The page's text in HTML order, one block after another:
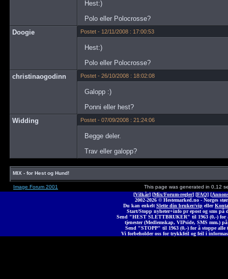
Hest:)
Polo eller Polocrosse?
Doogie
Postet - 12/11/2008 : 17:00:53
Hest:)
Polo eller Polocrosse?
christinaogodinn
Postet - 26/10/2008 : 18:02:08
Galopp :)
Ponni eller hest?
Widding
Postet - 07/09/2008 : 21:24:06
Begge deler.
Trav eller galopp?
MIX - for Hest og Hund!
Image Forum 2001
This page was generated in 0,12
[Vilkår] [Mix/Forum-regler] [FAQ] [
2002-2026 © Hestemarked.no - Norges
Du kan enkelt Slette din bruker/vip eller
Start/Stopp nyheter+info pr epost og sms på
Send "HEST SLETTBRUKER" til 1963 (0,-) for
tjenester (Medlemskap, VIPside, SMS mm.)
Send "STOPP" til 1963 (0,-) for å stoppe alle
Vi forbeholder oss for trykkfeil og feil i